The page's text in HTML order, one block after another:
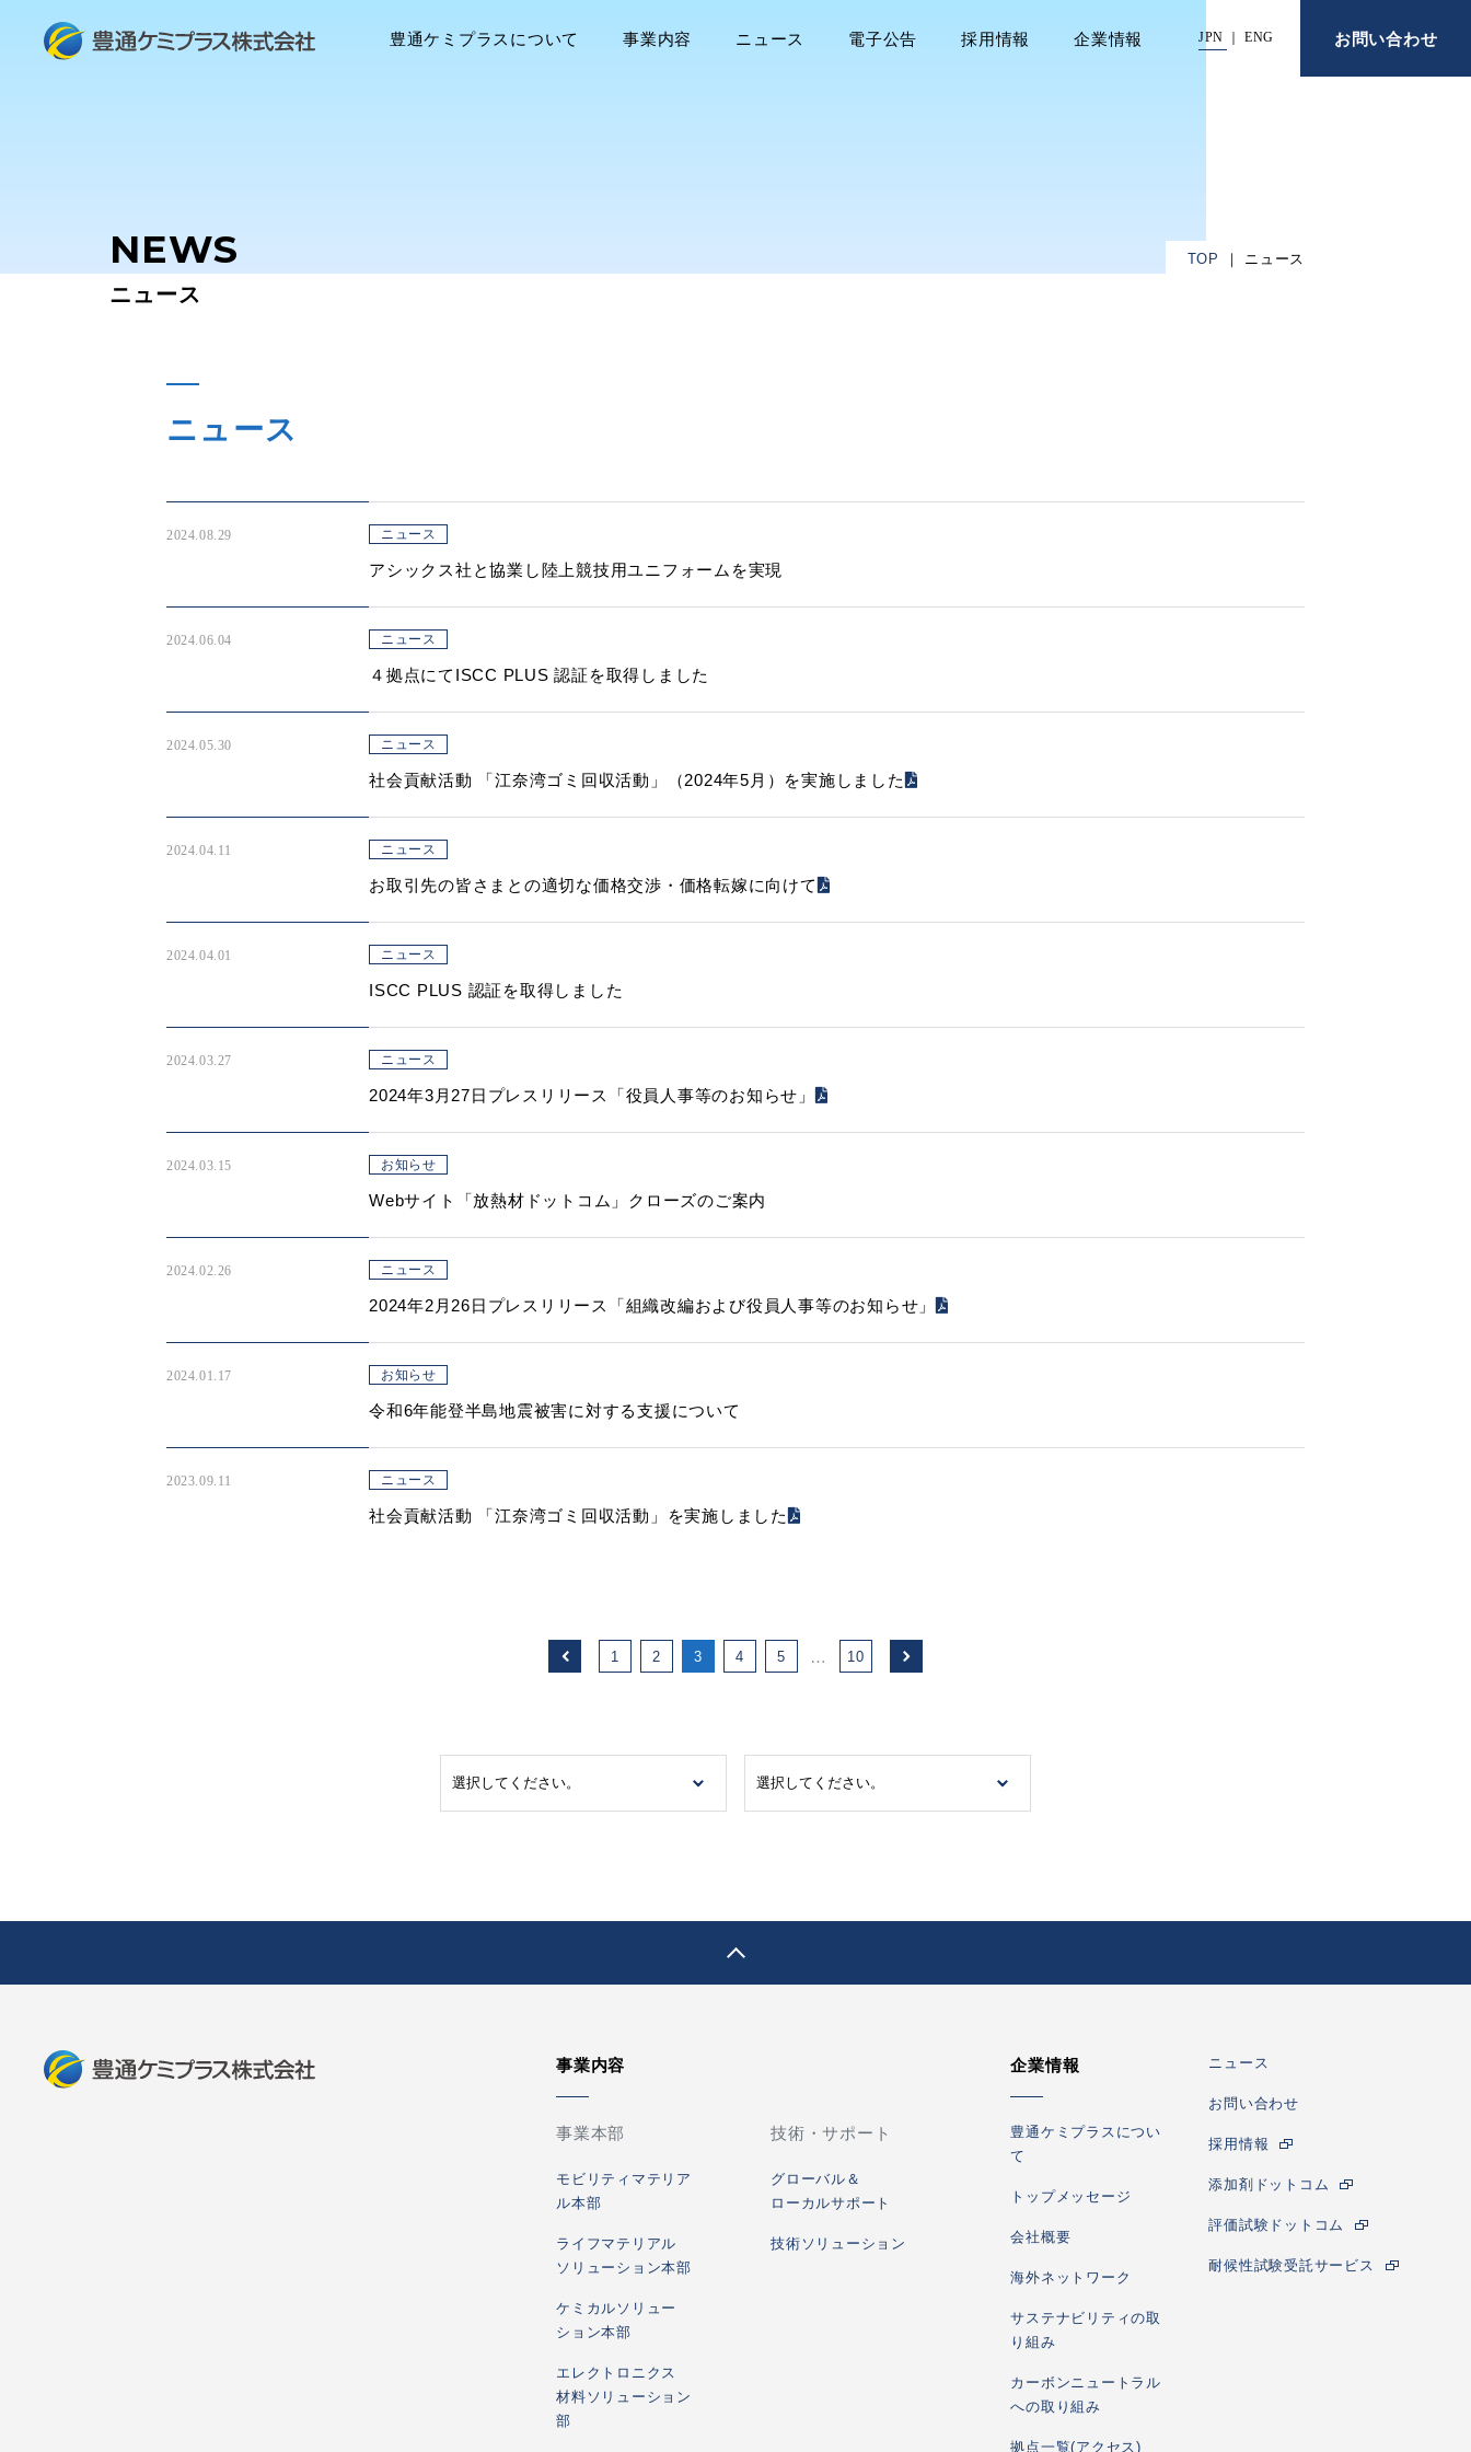
豊通ケミプラスについて 事業内容 ニュース 電子公告 採用情報 企業情報 JPN ENG お問い合わせ
NEWS
ニュース
TOP ニュース
ニュース
2024.08.29 ニュース
アシックス社と協業し陸上競技用ユニフォームを実現
2024.06.04 ニュース
４拠点にてISCC PLUS 認証を取得しました
2024.05.30 ニュース
社会貢献活動 「江奈湾ゴミ回収活動」（2024年5月）を実施しました
2024.04.11 ニュース
お取引先の皆さまとの適切な価格交渉・価格転嫁に向けて
2024.04.01 ニュース
ISCC PLUS 認証を取得しました
2024.03.27 ニュース
2024年3月27日プレスリリース「役員人事等のお知らせ」
2024.03.15 お知らせ
Webサイト「放熱材ドットコム」クローズのご案内
2024.02.26 ニュース
2024年2月26日プレスリリース「組織改編および役員人事等のお知らせ」
2024.01.17 お知らせ
令和6年能登半島地震被害に対する支援について
2023.09.11 ニュース
社会貢献活動 「江奈湾ゴミ回収活動」を実施しました
1 2 3 4 5 … 10
事業内容
事業本部
モビリティマテリア
ル本部
ライフマテリアル
ソリューション本部
ケミカルソリュー
ション本部
エレクトロニクス
材料ソリューション
部
技術・サポート
グローバル＆
ローカルサポート
技術ソリューション
企業情報
豊通ケミプラスについ
て
トップメッセージ
会社概要
海外ネットワーク
サステナビリティの取
り組み
カーボンニュートラル
への取り組み
拠点一覧(アクセス)
ニュース
お問い合わせ
採用情報
添加剤ドットコム
評価試験ドットコム
耐候性試験受託サービス